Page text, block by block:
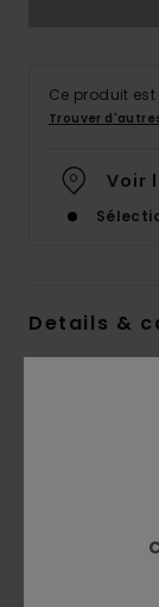
Ce produit
Trouver
Voir
Details &
Design